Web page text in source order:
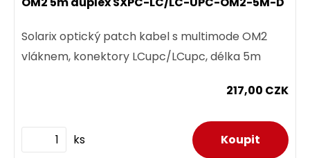
Solarix optický patch kabel s multimode OM2
vláknem, konektory LCupc/LCupc, délka 5m
217,00 CZK
ks